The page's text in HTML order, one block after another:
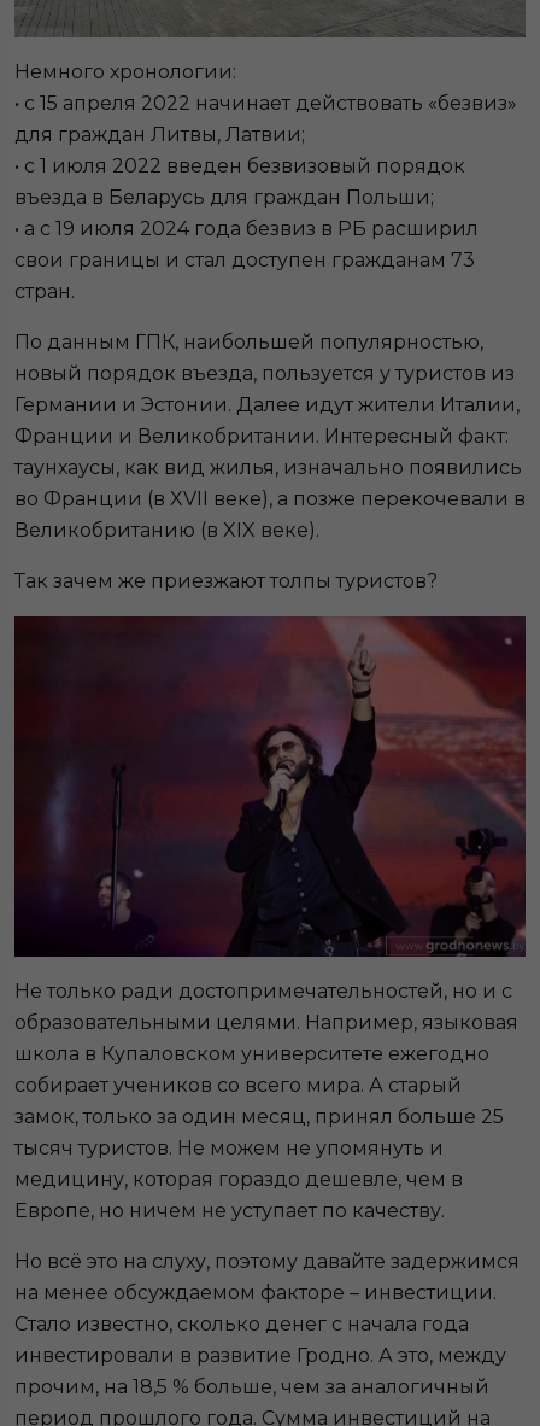
Немного хронологии:
• с 15 апреля 2022 начинает действовать «безвиз»
для граждан Литвы, Латвии;
• с 1 июля 2022 введен безвизовый порядок
въезда в Беларусь для граждан Польши;
• а с 19 июля 2024 года безвиз в РБ расширил
свои границы и стал доступен гражданам 73
стран.
По данным ГПК, наибольшей популярностью,
новый порядок въезда, пользуется у туристов из
Германии и Эстонии. Далее идут жители Италии,
Франции и Великобритании. Интересный факт:
таунхаусы, как вид жилья, изначально появились
во Франции (в XVII веке), а позже перекочевали в
Великобританию (в XIX веке).
Так зачем же приезжают толпы туристов?
Не только ради достопримечательностей, но и с
образовательными целями. Например, языковая
школа в Купаловском университете ежегодно
собирает учеников со всего мира. А старый
замок, только за один месяц, принял больше 25
тысяч туристов. Не можем не упомянуть и
медицину, которая гораздо дешевле, чем в
Европе, но ничем не уступает по качеству.
Но всё это на слуху, поэтому давайте задержимся
на менее обсуждаемом факторе – инвестиции.
Стало известно, сколько денег с начала года
инвестировали в развитие Гродно. А это, между
прочим, на 18,5 % больше, чем за аналогичный
период прошлого года. Сумма инвестиций на